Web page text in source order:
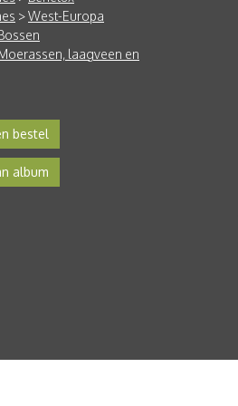
>West-Europa
laagveen en
bestel
album